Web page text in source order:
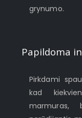
grynumo.
Papildoma
Pirkdami
kad
marmuras,